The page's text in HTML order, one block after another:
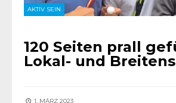
AKTIV SEIN
120 Seiten prall
Lokal- und
1. MÄRZ 2023